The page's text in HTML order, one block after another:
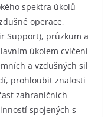
spektra úkolů
operace,
Support), průzkum a
úkolem cvičení
a vzdušných sil
prohloubit znalosti
zahraničních
spojených s